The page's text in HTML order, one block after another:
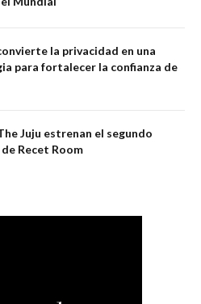
la privacidad en una
para fortalecer la confianza de
Juju estrenan el segundo
Recet Room